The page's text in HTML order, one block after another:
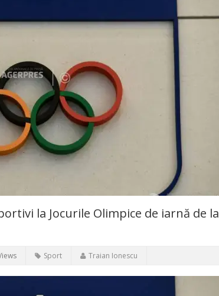
la Jocurile Olimpice de iarnă de la
Sport Traian Ionescu